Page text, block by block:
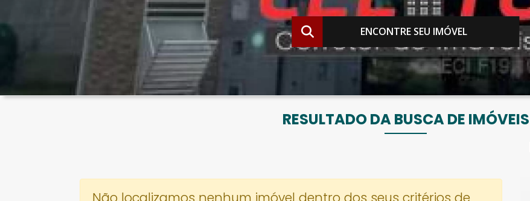
ENCONTRE SEU IMÓVEL
RESULTADO DA BUSCA DE IMÓVEIS
Não localizamos nenhum imóvel dentro dos seus critérios de